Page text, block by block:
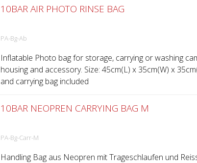
10BAR AIR PHOTO RINSE BAG
PA-Bg-Ab
Inflatable Photo bag for storage, carrying or washing
housing and accessory. Size: 45cm(L) x 35cm(W) x
and carrying bag included
10BAR NEOPREN CARRYING BAG M
PA-Bg-Carr-M
Handling Bag aus Neopren mit Trageschlaufen und